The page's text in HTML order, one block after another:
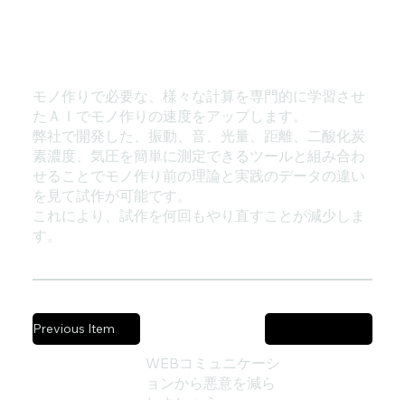
モノ作りで必要な、様々な計算を専門的に学習させ
たＡＩでモノ作りの速度をアップします。
弊社で開発した、振動、音、光量、距離、二酸化炭
素濃度、気圧を簡単に測定できるツールと組み合わ
せることでモノ作り前の理論と実践のデータの違い
を見て試作が可能です。
これにより、試作を何回もやり直すことが減少しま
す。
Previous Item
WEBコミュニケーシ
ョンから悪意を減ら